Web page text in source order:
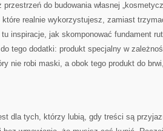
do budowania własnej
które realnie wykorzystujesz, zamiast
tu inspiracje, jak skomponować fundament
tego dodatki: produkt specjalny w
nie robi maski, a obok tego produkt do
dla tych, którzy lubią, gdy treści są